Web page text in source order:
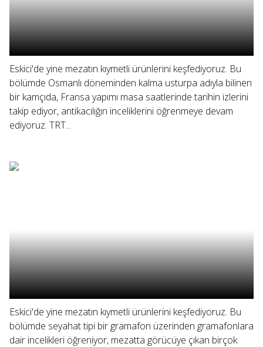
Eskici'de yine mezatın kıymetli ürünlerini keşfediyoruz. Bu
bölümde Osmanlı döneminden kalma usturpa adıyla bilinen
bir kamçıda, Fransa yapımı masa saatlerinde tarihin izlerini
takip ediyor, antikacılığın inceliklerini öğrenmeye devam
ediyoruz. TRT...
Eskici'de yine mezatın kıymetli ürünlerini keşfediyoruz. Bu
bölümde seyahat tipi bir gramafon üzerinden gramafonlara
dair incelikleri öğreniyor, mezatta görücüye çıkan birçok